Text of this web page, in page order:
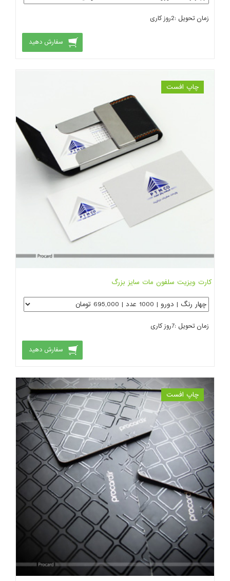
زمان تحویل :2روز کاری
سفارش دهید
چاپ افست
کارت ویزیت سلفون مات سایز بزرگ
زمان تحویل :7روز کاری
سفارش دهید
چاپ افست